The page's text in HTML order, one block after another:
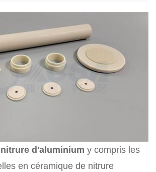
d'aluminium y compris les
en céramique de nitrure